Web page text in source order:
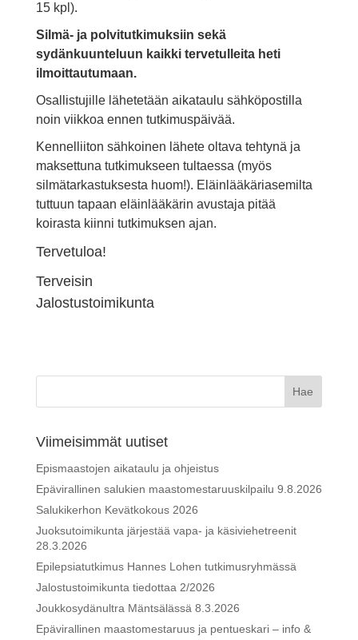
15 kpl).
Silmä- ja polvitutkimuksiin sekä
sydänkuunteluun kaikki tervetulleita heti
ilmoittautumaan.
Osallistujille lähetetään aikataulu sähköpostilla
noin viikkoa ennen tutkimuspäivää.
Kennelliiton sähkoinen läheteoltava tehtynä ja
maksettuna tutkimukseen tultaessa (myös
silmätarkastuksesta huom!). Eläinlääkäriasemilta
tuttuun tapaan eläinlääkärin avustaja pitää
koirasta kiinni tutkimuksen ajan.
Tervetuloa!
Terveisin
Jalostustoimikunta
Viimeisimmät uutiset
Epismaastojen aikataulu ja ohjeistus
Epävirallinen salukien maastomestaruuskilpailu 9.8.2026
Salukikerhon Kevätkokous 2026
Juoksutoimikunta järjestää vapa- ja käsiviehetreenit
28.3.2026
Epilepsiatutkimus Hannes Lohen tutkimusryhmässä
Jalostustoimikunta tiedottaa 2/2026
Joukkosydänultra Mäntsälässä 8.3.2026
Epävirallinen maastomestaruus ja pentueskari – info &